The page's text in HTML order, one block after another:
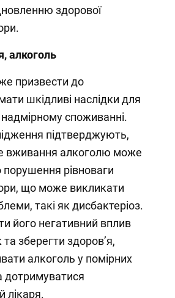
здорової
алкоголь
призвести до
шкідливі наслідки для
споживанні.
підтверджують,
вживання алкоголю може
порушення рівноваги
що може викликати
такі як дисбактеріоз.
його негативний вплив
зберегти здоров’я,
алкоголь у помірних
дотримуватися
лікаря.